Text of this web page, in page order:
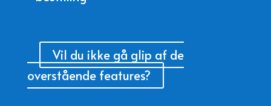
Vil du ikke gå glip af de
overstående features?